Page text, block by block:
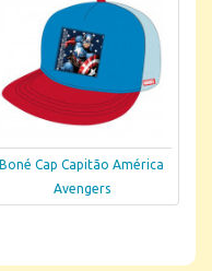
Boné Cap Capitão América
Avengers